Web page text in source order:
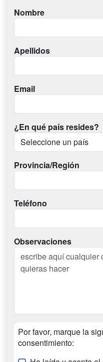
Nombre
Apellidos
Email
¿En qué país resides?
Provincia/Región
Teléfono
Observaciones
Por favor, marque la
consentimiento: